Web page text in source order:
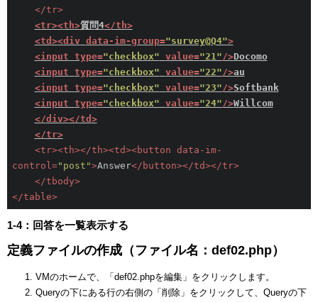
</tr>
<tr><th>質問4</th>
<td ><div data-im-group="survey@Q4">
<input type="checkbox" value="21" />Docomo
<input type="checkbox" value="22" />au
<input type="checkbox" value="23" />Softbank
<input type="checkbox" value="24" />Willcom
</div></td >
</tr>
<tr><th></th><td><button data-im-
control ="post">Answer</ button></td></tr>
</tbody>
</table>
1-4：回答を一覧表示する
定義ファイルの作成（ファイル名：def02.php）
VMのホームで、「def02.phpを編集」をクリックします。
Queryの下にある行の右側の「削除」をクリックして、Queryの下